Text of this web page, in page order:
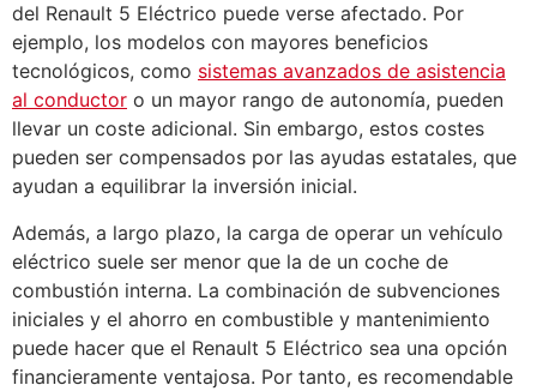
del Renault 5 Eléctrico puede verse afectado. Por
ejemplo, los modelos con mayores beneficios
tecnológicos, como sistemas avanzados de asistencia
al conductor o un mayor rango de autonomía, pueden
llevar un coste adicional. Sin embargo, estos costes
pueden ser compensados por las ayudas estatales, que
ayudan a equilibrar la inversión inicial.
Además, a largo plazo, la carga de operar un vehículo
eléctrico suele ser menor que la de un coche de
combustión interna. La combinación de subvenciones
iniciales y el ahorro en combustible y mantenimiento
puede hacer que el Renault 5 Eléctrico sea una opción
financieramente ventajosa. Por tanto, es recomendable